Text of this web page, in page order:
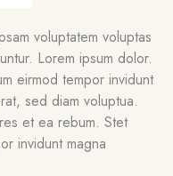
voluptatem voluptas
Lorem ipsum dolor.
eirmod tempor invidunt
sed diam voluptua.
et ea rebum. Stet
invidunt magna